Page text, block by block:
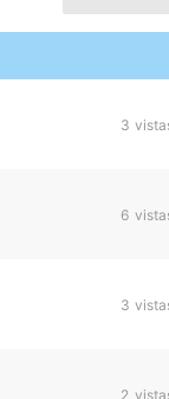
3
6
3
2